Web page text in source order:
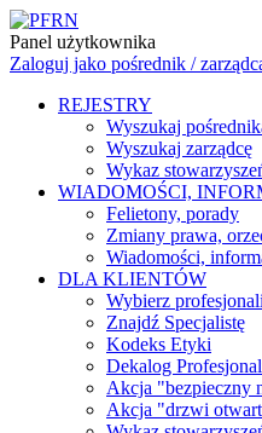
Panel użytkownika
Zaloguj jako pośrednik /
REJESTRY
Wyszukaj
Wyszukaj zarządcę
Wykaz
WIADOMOŚCI,
Felietony, porady
Zmiany prawa,
Wiadomości,
DLA KLIENTÓW
Wybierz
Znajdź Specjalistę
Kodeks Etyki
Dekalog
Akcja "bezpieczny
Akcja "drzwi